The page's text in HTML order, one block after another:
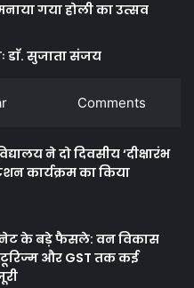
गया होली का उत्सव
डाॅ. सुजाता संजय
Comments
ने दो दिवसीय ‘दीक्षारंभ
कार्यक्रम का किया
के बड़े फैसले: वन विकास
और GST तक कई